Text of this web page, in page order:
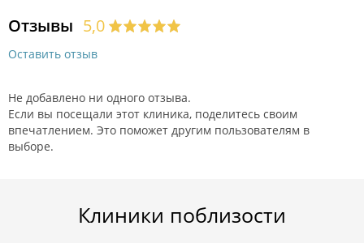
Отзывы 5,0
Оставить отзыв
Не добавлено ни одного отзыва.
Если вы посещали этот клиника, поделитесь своим
впечатлением. Это поможет другим пользователям в
выборе.
Клиники поблизости